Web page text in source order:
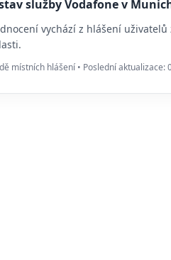
služby Vodafone v
vychází z hlášení
místních hlášení • Poslední aktualizace: